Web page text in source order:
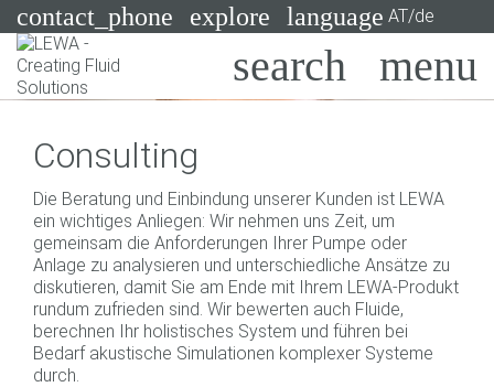
contact_phone explore language AT/de
Suchen
Systeme
Branchen
Anwendungen
Services
Consulting
Consulting
Die Beratung und Einbindung unserer Kunden ist LEWA
ein wichtiges Anliegen: Wir nehmen uns Zeit, um
gemeinsam die Anforderungen Ihrer Pumpe oder
Anlage zu analysieren und unterschiedliche Ansätze zu
diskutieren, damit Sie am Ende mit Ihrem LEWA-Produkt
rundum zufrieden sind. Wir bewerten auch Fluide,
berechnen Ihr holistisches System und führen bei
Bedarf akustische Simulationen komplexer Systeme
durch.